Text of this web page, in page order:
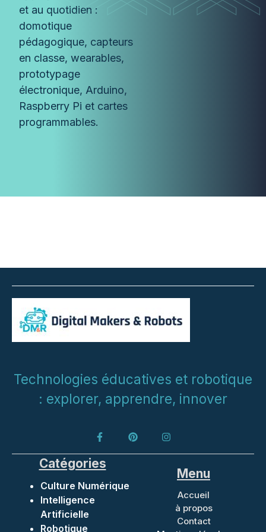
et au quotidien :
domotique
pédagogique, capteurs
en classe, wearables,
prototypage
électronique, Arduino,
Raspberry Pi et cartes
programmables.
Technologies éducatives et robotique
: explorer, apprendre, innover
Catégories
Culture Numérique
Intelligence
Artificielle
Robotique
Menu
Accueil
à propos
Contact